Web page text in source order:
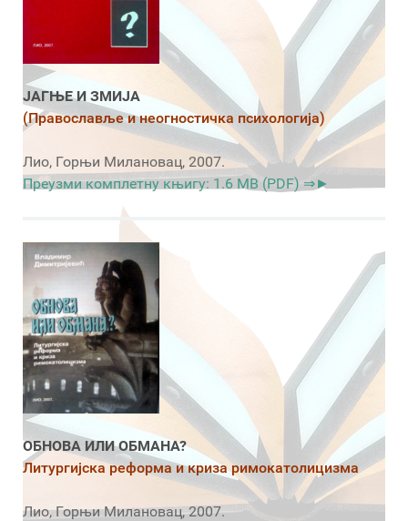
ЈАГЊЕ И ЗМИЈА
(Православље и неогностичка психологија)
Лио, Горњи Милановац, 2007.
Преузми комплетну књигу: 1.6 MB (PDF) ⇒►
ОБНОВА ИЛИ ОБМАНА?
Литургијска реформа и криза римокатолицизма
Лио, Горњи Милановац, 2007.